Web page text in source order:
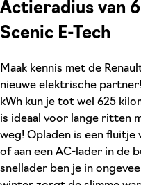
Actieradius van
Scenic E-Tech
Maak kennis met de
nieuwe elektrische
kWh kun je tot wel 625
is ideaal voor lange ritten
weg! Opladen is een fluitje
of aan een AC-lader in de
snellader ben je in